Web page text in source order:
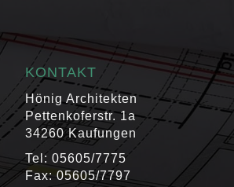
KONTAKT
Hönig Architekten
Pettenkoferstr. 1a
34260 Kaufungen
Tel: 05605/7775
Fax: 05605/7797